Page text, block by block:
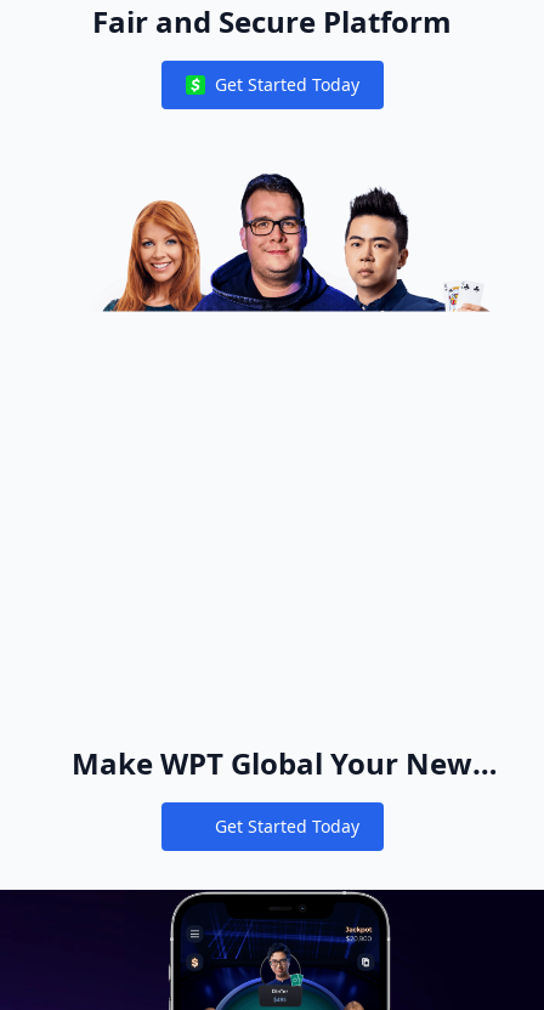
Fair and Secure Platform
Notifications
Get Started Today
Make WPT Global Your New
Online Poker Home
Notifications
Get Started Today